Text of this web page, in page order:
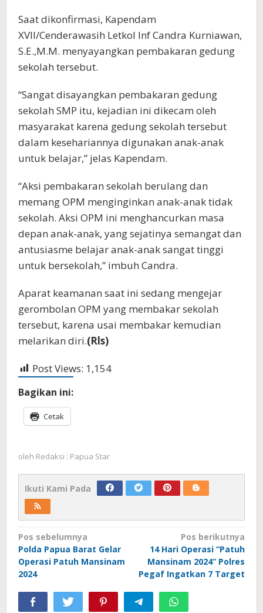
Saat dikonfirmasi, Kapendam
XVII/Cenderawasih Letkol Inf Candra Kurniawan,
S.E.,M.M. menyayangkan pembakaran gedung
sekolah tersebut.
“Sangat disayangkan pembakaran gedung
sekolah SMP itu, kejadian ini dikecam oleh
masyarakat karena gedung sekolah tersebut
dalam kesehariannya digunakan anak-anak
untuk belajar,” jelas Kapendam.
“Aksi pembakaran sekolah berulang dan
memang OPM menginginkan anak-anak tidak
sekolah. Aksi OPM ini menghancurkan masa
depan anak-anak, yang sejatinya semangat dan
antusiasme belajar anak-anak sangat tinggi
untuk bersekolah,” imbuh Candra.
Aparat keamanan saat ini sedang mengejar
gerombolan OPM yang membakar sekolah
tersebut, karena usai membakar kemudian
melarikan diri.(Rls)
Post Views: 1,154
Bagikan ini:
Cetak
oleh Redaksi : Papua Star
Ikuti Kami Pada
Navigasi
pos
Pos sebelumnya
Polda Papua Barat Gelar
Operasi Patuh Mansinam
2024
Pos berikutnya
14 Hari Operasi “Patuh
Mansinam 2024” Polres
Pegaf Ingatkan 7 Target